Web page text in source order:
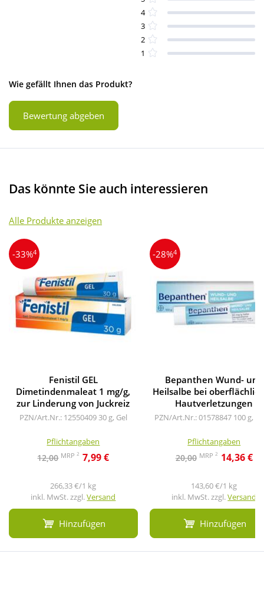
4
3
2
1
Wie gefällt Ihnen das Produkt?
Bewertung abgeben
Das könnte Sie auch interessieren
Alle Produkte anzeigen
-33%4
Fenistil GEL
Dimetindenmaleat 1 mg/g,
zur Linderung von Juckreiz
PZN/Art.Nr.: 12550409 30 g, Gel
Pflichtangaben
12,00 MRP2 7,99 €
266,33 €/1 kg
inkl. MwSt. zzgl.Versand
Hinzufügen
-28%4
Bepanthen Wund- und
Heilsalbe bei
Hautverletzungen
PZN/Art.Nr.: 01578847 100 g,
Pflichtangaben
20,00 MRP 2 14,36 €
143,60 €/1 kg
inkl. MwSt. zzgl.Versand
Hinzufügen